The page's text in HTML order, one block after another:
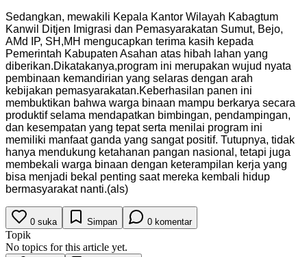
Sedangkan, mewakili Kepala Kantor Wilayah Kabagtum
Kanwil Ditjen Imigrasi dan Pemasyarakatan Sumut, Bejo,
AMd IP, SH,MH mengucapkan terima kasih kepada
Pemerintah Kabupaten Asahan atas hibah lahan yang
diberikan.Dikatakanya,program ini merupakan wujud nyata
pembinaan kemandirian yang selaras dengan arah
kebijakan pemasyarakatan.Keberhasilan panen ini
membuktikan bahwa warga binaan mampu berkarya secara
produktif selama mendapatkan bimbingan, pendampingan,
dan kesempatan yang tepat serta menilai program ini
memiliki manfaat ganda yang sangat positif. Tutupnya, tidak
hanya mendukung ketahanan pangan nasional, tetapi juga
membekali warga binaan dengan keterampilan kerja yang
bisa menjadi bekal penting saat mereka kembali hidup
bermasyarakat nanti.(als)
0 suka Simpan 0 komentar
Topik
No topics for this article yet.